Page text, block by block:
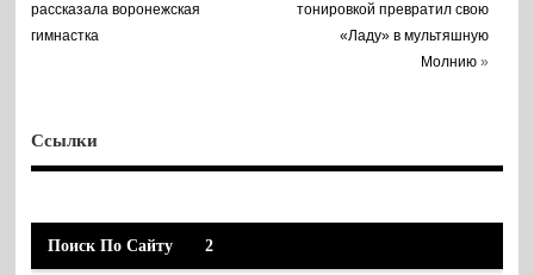
рассказала воронежская
гимнастка
тонировкой превратил свою
«Ладу» в мультяшную
Молнию »
Ссылки
Поиск По Сайту 2